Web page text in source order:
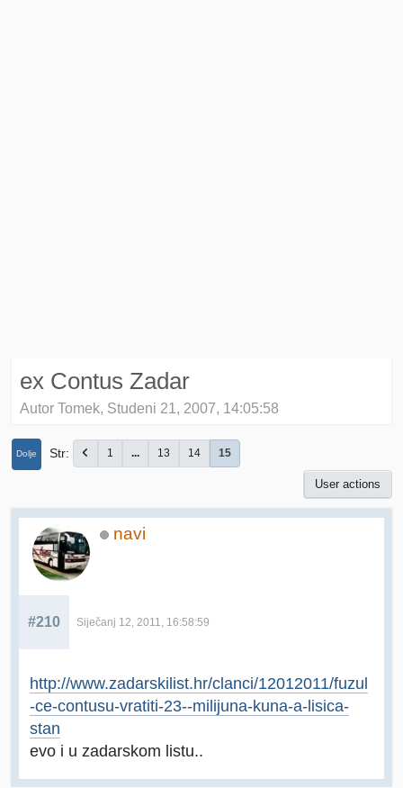
ex Contus Zadar
Autor Tomek, Studeni 21, 2007, 14:05:58
Dolje Str 1 ... 13 14 15
User actions
navi
#210 Siječanj 12, 2011, 16:58:59
http://www.zadarskilist.hr/clanci/12012011/fuzul
-ce-contusu-vratiti-23--milijuna-kuna-a-lisica-
stan
evo i u zadarskom listu..